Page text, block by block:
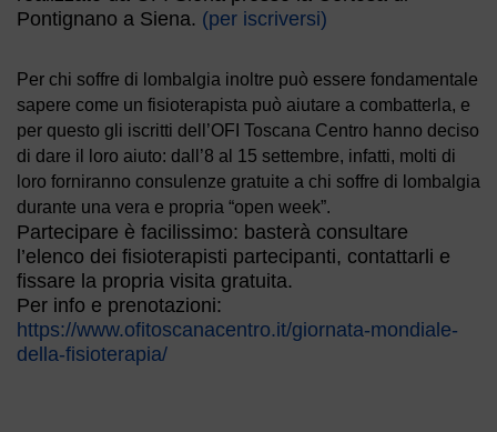
Pontignano a Siena. (per iscriversi)
Per chi soffre di lombalgia inoltre può essere fondamentale
sapere come un fisioterapista può aiutare a combatterla, e
per questo gli iscritti dell’OFI Toscana Centro hanno deciso
di dare il loro aiuto: dall’8 al 15 settembre, infatti, molti di
loro forniranno consulenze gratuite a chi soffre di lombalgia
durante una vera e propria “open week”.
Partecipare è facilissimo: basterà consultare
l’elenco dei fisioterapisti partecipanti, contattarli e
fissare la propria visita gratuita.
Per info e prenotazioni:
https://www.ofitoscanacentro.it/giornata-mondiale-
della-fisioterapia/